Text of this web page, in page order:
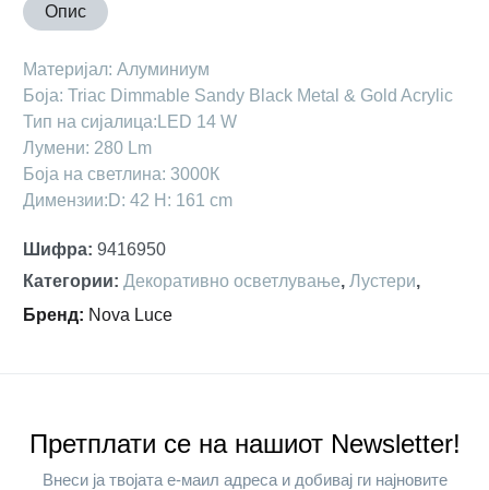
Опис
Maтеријал: Алуминиум
Боја: Triac Dimmable Sandy Black Metal & Gold Acrylic
Тип на сијалица:LED 14 W
Лумени: 280 Lm
Боја на светлина: 3000К
Димензии:D: 42 H: 161 cm
Шифра: 9416950
Категории: Декоративно осветлување, Лустери,
Бренд: Nova Luce
Претплати се на нашиот Newsletter!
Внеси ја твојата е-маил адреса и добивај ги најновите